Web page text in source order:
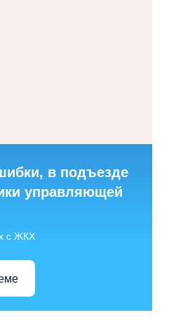
в подъезде
управляющей
с ЖКХ